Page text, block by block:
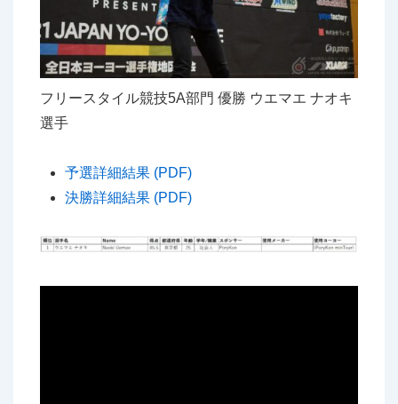
フリースタイル競技5A部門 優勝 ウエマエ ナオキ
選手
予選詳細結果 (PDF)
決勝詳細結果 (PDF)